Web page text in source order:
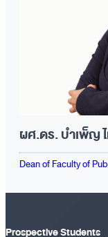
ผศ.ดร. บำเพ็ญ
Dean of Faculty of
Prospective Students